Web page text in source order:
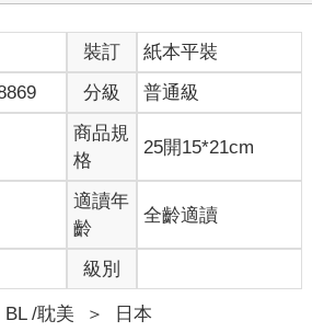
裝訂
紙本平裝
分級 普通級
商品規
格
25開15*21cm
適讀年
齡
全齡適讀
級別
BL /耽美 ＞ 日本